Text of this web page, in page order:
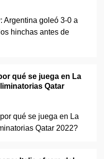
qué se juega en La
Qatar